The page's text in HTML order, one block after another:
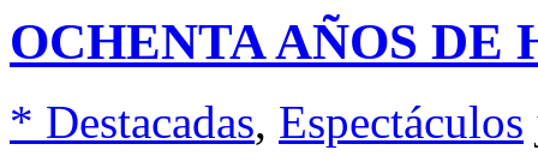
OCHENTA AÑOS
* Destacadas, Espectáculos